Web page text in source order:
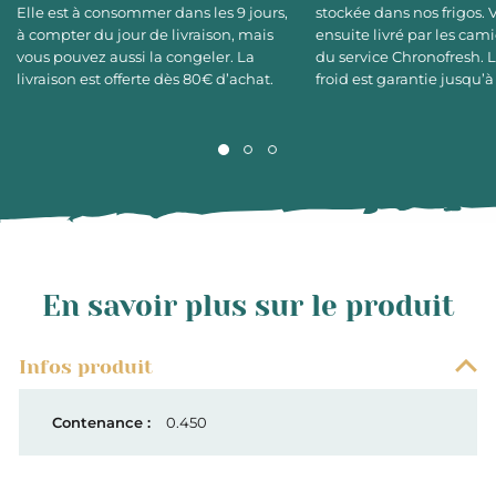
Elle est à consommer dans les 9 jours,
à compter du jour de livraison, mais
vous pouvez aussi la congeler. La
livraison est offerte dès 80€ d’achat.
stockée dans nos frigos.
ensuite livré par les
du service Chronofresh.
froid est garantie
En savoir plus sur le produit
Infos produit
0.450